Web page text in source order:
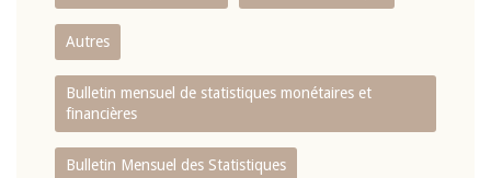
Autres
Bulletin mensuel de statistiques monétaires et
financières
Bulletin Mensuel des Statistiques